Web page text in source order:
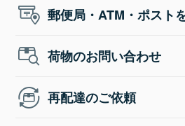
郵便局・ATM・ポスト
荷物のお問い合わせ
再配達のご依頼